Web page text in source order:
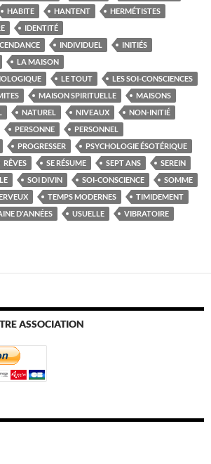
HABITE HANTENT
HERMÉTISTES
IDENTITÉ
INDIVIDUEL
INITIÉS
LA MAISON
LE TOUT
LES SOI-CONSCIENCES
MAISON SPIRITUELLE
MAISONS
NATUREL NIVEAUX
NON-INITIÉ
PERSONNE
PERSONNEL
PROGRESSER
PSYCHOLOGIE ÉSOTÉRIQUE
RÊVES SE RÉSUME SEPT ANS
SEREIN
SOI DIVIN SOI-CONSCIENCE
SOMME
TEMPS MODERNES
TIMIDEMENT
D'ANNÉES USUELLE
VIBRATOIRE
ASSOCIATION